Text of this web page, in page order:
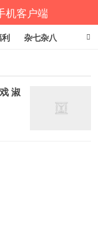
机客户端
杂七杂八
淑